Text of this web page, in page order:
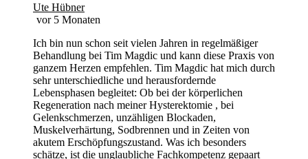
Ute Hübner
vor 5 Monaten
Ich bin nun schon seit vielen Jahren in regelmäßiger
Behandlung bei Tim Magdic und kann diese Praxis von
ganzem Herzen empfehlen. Tim Magdic hat mich durch
sehr unterschiedliche und herausfordernde
Lebensphasen begleitet: Ob bei der körperlichen
Regeneration nach meiner Hysterektomie , bei
Gelenkschmerzen, unzähligen Blockaden,
Muskelverhärtung, Sodbrennen und in Zeiten von
akutem Erschöpfungszustand. Was ich besonders
schätze, ist die unglaubliche Fachkompetenz gepaart